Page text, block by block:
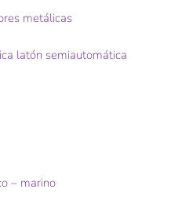
metálicas
latón semiautomática
– marino